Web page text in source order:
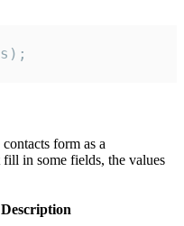
form as a
in some fields, the values
Description